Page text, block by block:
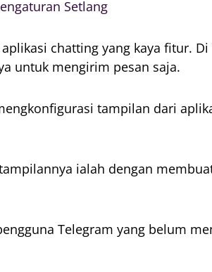
Setlang
chatting yang kaya fitur.
untuk mengirim pesan saja.
tampilan dari
ialah dengan
Telegram yang belum